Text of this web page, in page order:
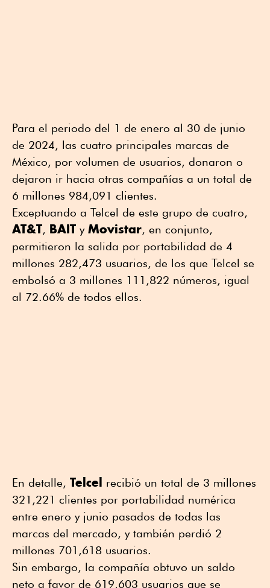
Para el periodo del 1 de enero al 30 de junio
de 2024, las cuatro principales marcas de
México, por volumen de usuarios, donaron o
dejaron ir hacia otras compañías a un total de
6 millones 984,091 clientes.
Exceptuando a Telcel de este grupo de cuatro,
AT&T, BAIT y Movistar, en conjunto,
permitieron la salida por portabilidad de 4
millones 282,473 usuarios, de los que Telcel se
embolsó a 3 millones 111,822 números, igual
al 72.66% de todos ellos.
En detalle, Telcel recibió un total de 3 millones
321,221 clientes por portabilidad numérica
entre enero y junio pasados de todas las
marcas del mercado, y también perdió 2
millones 701,618 usuarios.
Sin embargo, la compañía obtuvo un saldo
neto a favor de 619,603 usuarios que se